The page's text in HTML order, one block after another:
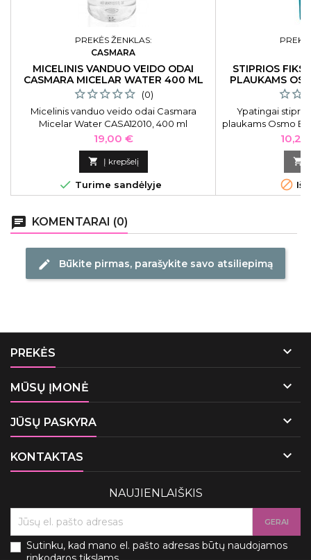
PREKĖS ŽENKLAS:
CASMARA
MICELINIS VANDUO VEIDO ODAI
CASMARA MICELAR WATER 400 ML
(0)
Micelinis vanduo veido odai Casmara
Micelar Water CASA12010, 400 ml
Kaina
19,00 €
 Į krepšelį
 Turime sandėlyje
STIPRIOS
PLAUKAMS
Ypatingai
plaukams Osmo
Kaina


chat KOMENTARAI (0)
edit Būkite pirmas, parašykite savo atsiliepimą
PREKĖS 
MŪSŲ ĮMONĖ 
JŪSŲ PASKYRA 
KONTAKTAS 
NAUJIENLAIŠKIS
Sutinku, kad mano el. pašto adresas būtų naudojamos